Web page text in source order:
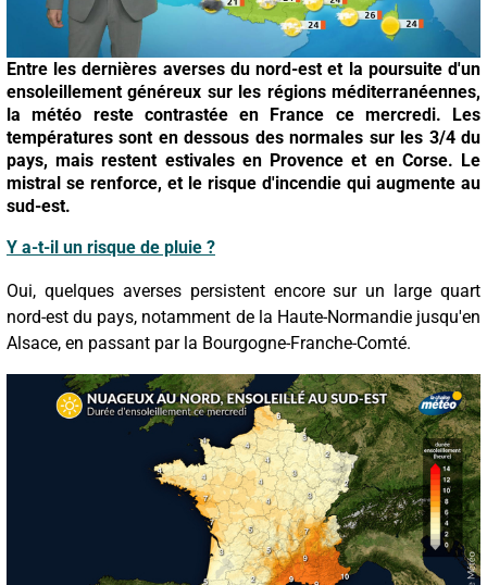
Entre les dernières averses du nord-est et la poursuite d'un
ensoleillement généreux sur les régions méditerranéennes,
la météo reste contrastée en France ce mercredi. Les
températures sont en dessous des normales sur les 3/4 du
pays, mais restent estivales en Provence et en Corse. Le
mistral se renforce, et le risque d'incendie qui augmente au
sud-est.
Y a-t-il un risque de pluie ?
Oui, quelques averses persistent encore sur un large quart
nord-est du pays, notamment de la Haute-Normandie jusqu'en
Alsace, en passant par la Bourgogne-Franche-Comté.